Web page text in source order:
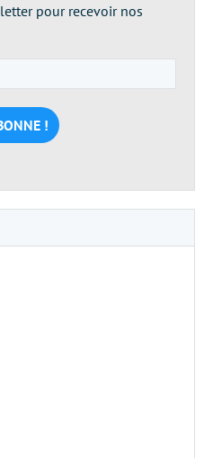
pour recevoir nos
e-
mail
*